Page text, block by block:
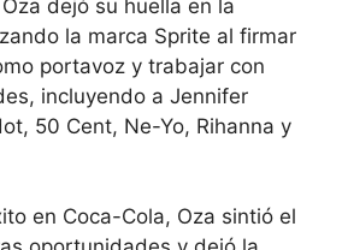
dejó su huella en la
la marca Sprite al firmar
portavoz y trabajar con
incluyendo a Jennifer
50 Cent, Ne-Yo, Rihanna y
en Coca-Cola, Oza sintió el